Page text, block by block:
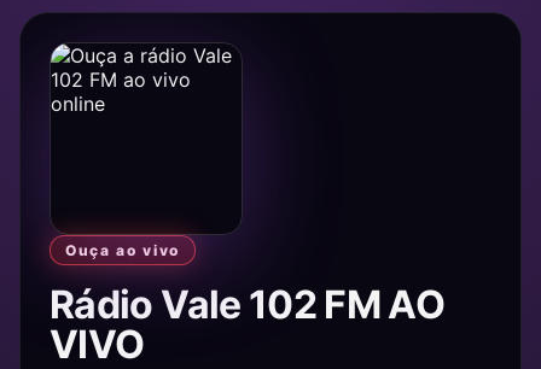
Ouça ao vivo
Rádio Vale 102 FM AO
VIVO